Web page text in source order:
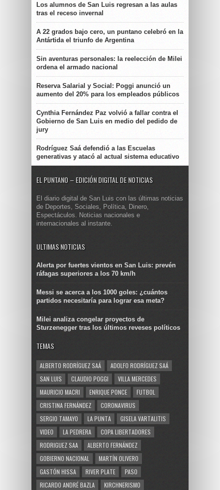
Los alumnos de San Luis regresan a las aulas
tras el receso invernal
A 22 grados bajo cero, un puntano celebró en la
Antártida el triunfo de Argentina
Sin aventuras personales: la reelección de Milei
ordena el armado nacional
Reserva Salarial y Social: Poggi anunció un
aumento del 20% para los empleados públicos
Cynthia Fernández Paz volvió a fallar contra el
Gobierno de San Luis en medio del pedido de
jury
Rodríguez Saá defendió a las Escuelas
generativas y atacó al actual sistema educativo
EL PUNTANO – EDICIÓN DIGITAL DE NOTICIAS
El diario digital de San Luis con las últimas noticias
de Deportes, Sociales, Política, Dinero,
Espectáculos. Noticias nacionales e
internacionales al instante.
ULTIMAS NOTICIAS
Alerta por fuertes vientos en San Luis: prevén
ráfagas superiores a los 70 km/h
Messi se acerca a los 1000 goles: ¿cuántos
partidos necesitaría para lograr esa meta?
Milei analiza congelar proyectos de
Sturzenegger tras los últimos reveses políticos
TEMAS
ALBERTO RODRÍGUEZ SAÁ
ADOLFO RODRÍGUEZ SAÁ
SAN LUIS
CLAUDIO POGGI
VILLA MERCEDES
MAURICIO MACRI
ENRIQUE PONCE
FUTBOL
CRISTINA FERNÁNDEZ
CORONAVIRUS
SERGIO TAMAYO
LA PUNTA
GISELA VARTALITIS
VIDEO
LA PEDRERA
COPA LIBERTADORES
RODRIGUEZ SAA
ALBERTO FERNÁNDEZ
GOBIERNO NACIONAL
MARTÍN OLIVERO
GASTÓN HISSA
RIVER PLATE
PASO
RICARDO ANDRÉ BAZLA
KIRCHNERISMO